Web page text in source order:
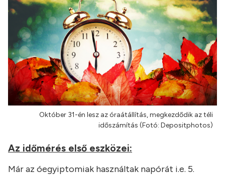
Október 31-én lesz az óraátállítás, megkezdődik az téli
időszámítás (Fotó: Depositphotos)
Az időmérés első eszközei:
Már az óegyiptomiak használtak napórát i.e. 5.